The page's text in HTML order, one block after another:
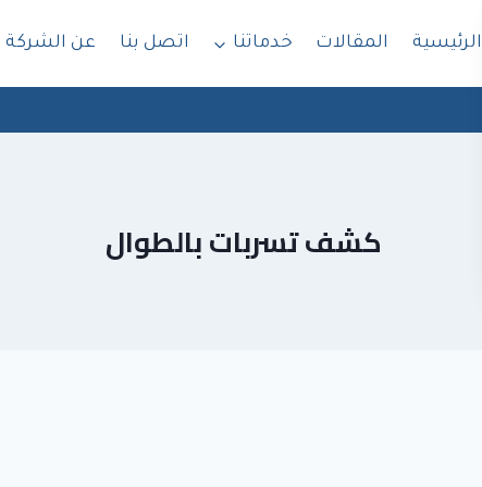
الرئيسية المقالات خدماتنا اتصل بنا عن الشركة
كشف تسربات بالطوال